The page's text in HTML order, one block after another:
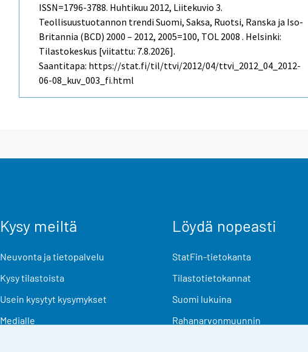
ISSN=1796-3788. Huhtikuu 2012, Liitekuvio 3.
Teollisuustuotannon trendi Suomi, Saksa, Ruotsi, Ranska ja Iso-
Britannia (BCD) 2000 – 2012, 2005=100, TOL 2008 . Helsinki:
Tilastokeskus [viitattu: 7.8.2026].
Saantitapa: https://stat.fi/til/ttvi/2012/04/ttvi_2012_04_2012-
06-08_kuv_003_fi.html
Kysy meiltä
Neuvonta ja tietopalvelu
Kysy tilastoista
Usein kysytyt kysymykset
Medialle
Löydä nopeasti
StatFin-tietokanta
Tilastotietokannat
Suomi lukuina
Rahanarvonmuunnin